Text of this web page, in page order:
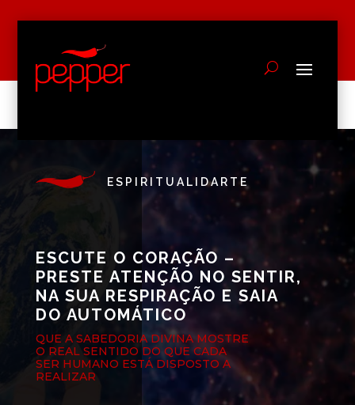
ESPIRITUALIDARTE
ESCUTE O CORAÇÃO –
PRESTE ATENÇÃO NO SENTIR,
NA SUA RESPIRAÇÃO E SAIA
DO AUTOMÁTICO
QUE A SABEDORIA DIVINA MOSTRE
O REAL SENTIDO DO QUE CADA
SER HUMANO ESTÁ DISPOSTO A
REALIZAR